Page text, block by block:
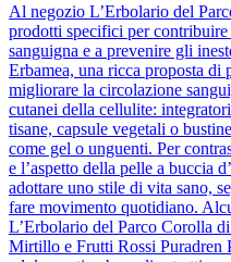
Al negozio L’Erbolario del
prodotti specifici per
sanguigna e a prevenire gli
Erbamea, una ricca proposta
migliorare la circolazione
cutanei della cellulite:
tisane, capsule vegetali o
come gel o unguenti. Per
e l’aspetto della pelle a buccia
adottare uno stile di vita sano,
fare movimento quotidiano.
L’Erbolario del Parco Corolla
Mirtillo e Frutti Rossi Puradren